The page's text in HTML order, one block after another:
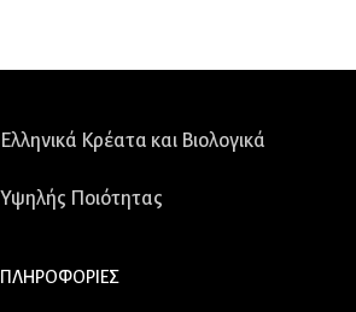
Ελληνικά Κρέατα και Βιολογικά
Υψηλής Ποιότητας
ΠΛΗΡΟΦΟΡΙΕΣ